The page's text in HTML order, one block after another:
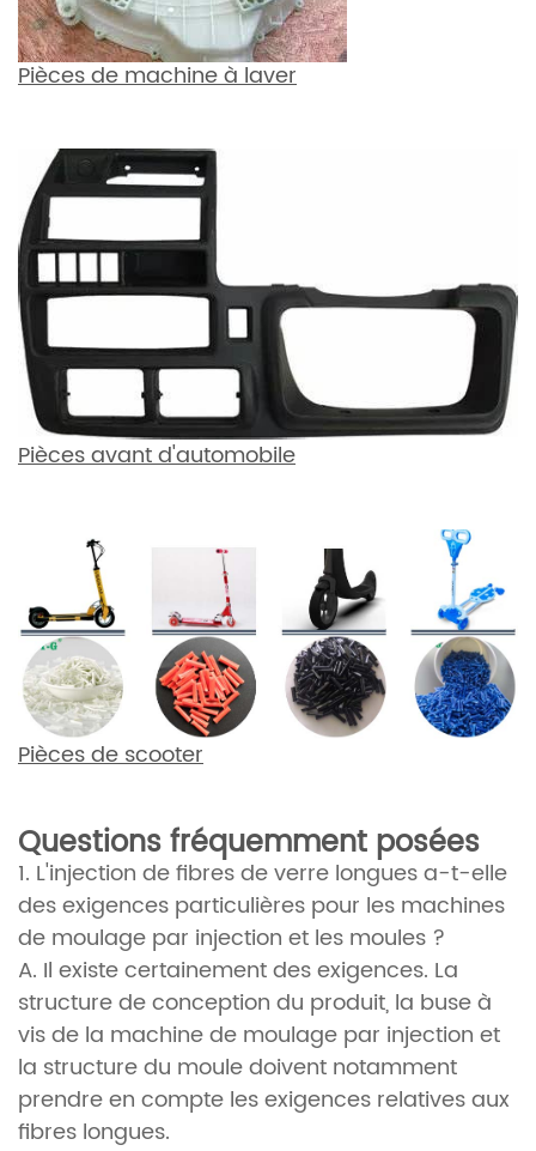
Pièces de machine à laver
Pièces avant d'automobile
Pièces de scooter
Questions fréquemment posées
1. L'injection de fibres de verre longues a-t-elle
des exigences particulières pour les machines
de moulage par injection et les moules ?
A. Il existe certainement des exigences. La
structure de conception du produit, la buse à
vis de la machine de moulage par injection et
la structure du moule doivent notamment
prendre en compte les exigences relatives aux
fibres longues.